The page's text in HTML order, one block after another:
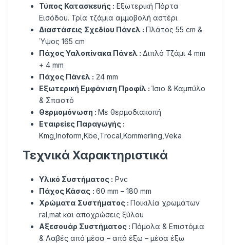
Τύπος Κατασκευής : Εξωτερική Πόρτα
Εισόδου. Τρία τζάμια αμμοβολή αστέρι
Διαστάσεις Σχεδίου Πάνελ : Πλάτος 55 cm &
Ύψος 165 cm
Πάχος Υαλοπίνακα Πάνελ : Διπλό Τζάμι 4 mm
+ 4 mm
Πάχος Πάνελ : 24 mm
Εξωτερική Εμφάνιση Προφίλ : Ίσιο & Καμπύλο
& Σπαστό
Θερμομόνωση : Με θερμοδιακοπή
Εταιρείες Παραγωγής :
Kmg,Inoform,Kbe,Trocal,Kommerling,Veka
Τεχνικά Χαρακτηριστικά
Υλικό Συστήματος : Pvc
Πάχος Κάσας : 60 mm – 180 mm
Χρώματα Συστήματος : Ποικιλία χρωμάτων
ral,mat και αποχρώσεις ξύλου
Αξεσουάρ Συστήματος : Πόμολα & Επιστόμια
& Λαβές από μέσα – από έξω – μέσα έξω